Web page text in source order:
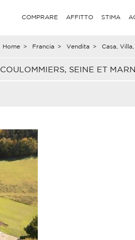
COMPRARE AFFITTO STIMA
Home > Francia > Vendita > Casa,
SEINE ET